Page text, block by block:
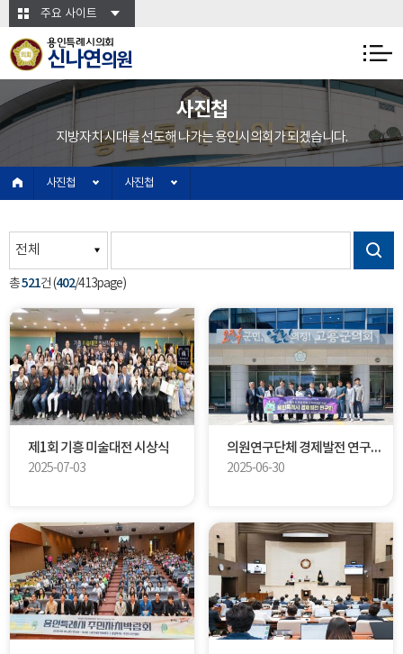
본문바로가기주요 사이트
용인특례시의회
신나연의원
사진첩
지방자치 시대를 선도해 나가는 용인시의회가 되겠습니다.
사진첩 사진첩
총521건 (402/413page)
제1회 기흥 미술대전 시상식
2025-07-03
의원연구단체 경제발전 연구회 벤치마킹(고흥,여수)
2025-06-30